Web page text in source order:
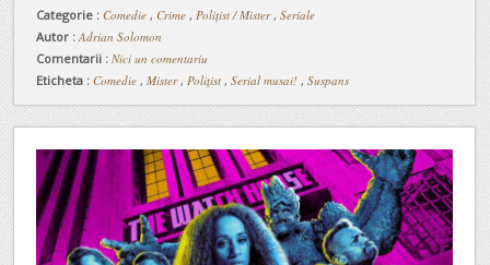
Categorie : Comedie , Crime , Polițist / Mister, Seriale
Autor : Adrian Solomon
Comentarii : Nici un comentariu
Eticheta : Comedie , Mister, Polițist , Serial musai! , Suspans